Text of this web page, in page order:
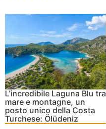
L’incredibile Laguna Blu tra
mare e montagne, un
posto unico della Costa
Turchese: Ölüdeniz